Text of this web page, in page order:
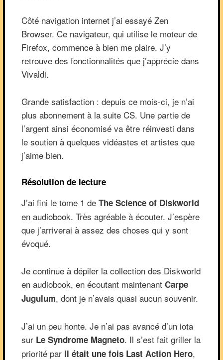
Côté navigation internet j’ai essayé Zen
Browser. Ce navigateur, qui utilise le moteur de
Firefox, commence à bien me plaire. J’y
retrouve des fonctionnalités que j’apprécie dans
Vivaldi.
Grande satisfaction : depuis ce mois-ci, je n’ai
plus abonnement à la suite CS. Une partie de
l’argent ainsi économisé va être réinvesti dans
le soutien à quelques vidéastes et artistes que
j’aime bien.
Résolution de lecture
J’ai fini le tome 1 de The Science of Diskworld
en audiobook. Très agréable à écouter. J’espère
que j’arriverai à assez des choses qui y sont
évoqué.
Je continue à dépiler la collection des Diskworld
en audiobook, en écoutant maintenant Carpe
Jugulum, dont je n’avais quasi aucun souvenir.
J’ai un peu honte. Je n’ai pas avancé d’un iota
sur Le Syndrome Magneto. Il s’est fait griller la
priorité par Il était une fois Last Action Hero,